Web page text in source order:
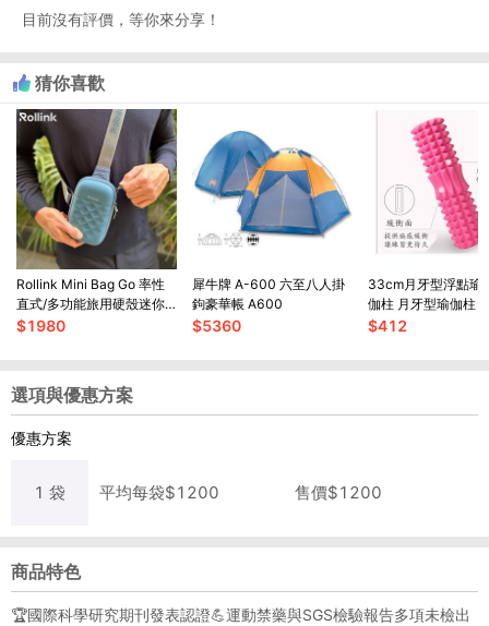
目前沒有評價，等你來分享！
猜你喜歡
Rollink Mini Bag Go 率性
直式/多功能旅用硬殼迷你
包
$1980
犀牛牌 A-600 六至八人掛
鉤豪華帳 A600
$5360
33cm月牙型浮點瑜
伽柱 月牙型瑜伽柱
$412
選項與優惠方案
優惠方案
1 袋 平均每袋$1200 售價$1200
商品特色
🏆國際科學研究期刊發表認證💪運動禁藥與SGS檢驗報告多項未檢出